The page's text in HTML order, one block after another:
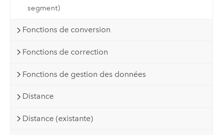
segment)
Fonctions de conversion
Fonctions de correction
Fonctions de gestion des données
Distance
Distance (existante)